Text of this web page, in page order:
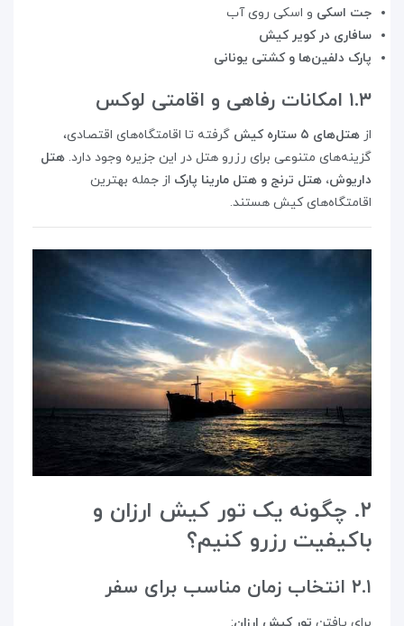
جت اسکی و اسکی روی آب
سافاری در کویر کیش
پارک دلفین‌ها و کشتی یونانی
۱.۳ امکانات رفاهی و اقامتی لوکس
از هتل‌های ۵ ستاره کیش
گرفته تا اقامتگاه‌های اقتصادی،
گزینه‌های متنوعی برای رزرو هتل در این جزیره وجود دارد. هتل
داریوش، هتل ترنج و هتل مارینا پارک از جمله بهترین
اقامتگاه‌های کیش هستند.
۲. چگونه یک تور کیش ارزان و
باکیفیت رزرو کنیم؟
۲.۱ انتخاب زمان مناسب برای سفر